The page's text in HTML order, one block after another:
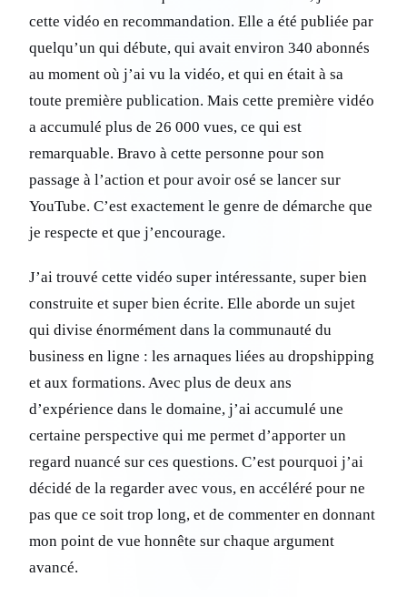
cette vidéo en recommandation. Elle a été publiée par
quelqu’un qui débute, qui avait environ 340 abonnés
au moment où j’ai vu la vidéo, et qui en était à sa
toute première publication. Mais cette première vidéo
a accumulé plus de 26 000 vues, ce qui est
remarquable. Bravo à cette personne pour son
passage à l’action et pour avoir osé se lancer sur
YouTube. C’est exactement le genre de démarche que
je respecte et que j’encourage.
J’ai trouvé cette vidéo super intéressante, super bien
construite et super bien écrite. Elle aborde un sujet
qui divise énormément dans la communauté du
business en ligne : les arnaques liées au dropshipping
et aux formations. Avec plus de deux ans
d’expérience dans le domaine, j’ai accumulé une
certaine perspective qui me permet d’apporter un
regard nuancé sur ces questions. C’est pourquoi j’ai
décidé de la regarder avec vous, en accéléré pour ne
pas que ce soit trop long, et de commenter en donnant
mon point de vue honnête sur chaque argument
avancé.